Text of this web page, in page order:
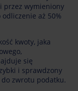
przez wymieniony
aż 50%
kwoty, jaka
się
i sprawdzony
zwrotu podatku.